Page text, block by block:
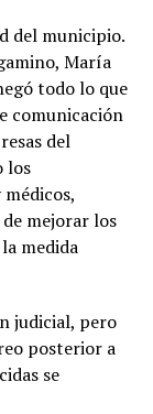
del municipio.
María
todo lo que
comunicación
del
los
mejorar los
medida
judicial, pero
posterior a
se